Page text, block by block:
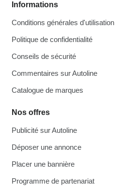
Informations
Conditions générales d'utilisation
Politique de confidentialité
Conseils de sécurité
Commentaires sur Autoline
Catalogue de marques
Nos offres
Publicité sur Autoline
Déposer une annonce
Placer une bannière
Programme de partenariat